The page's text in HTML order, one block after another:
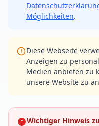
Möglichkeiten.
Diese Webseite
Anzeigen zu
Medien anbieten zu
unsere Website zu
Wichtiger Hinweis